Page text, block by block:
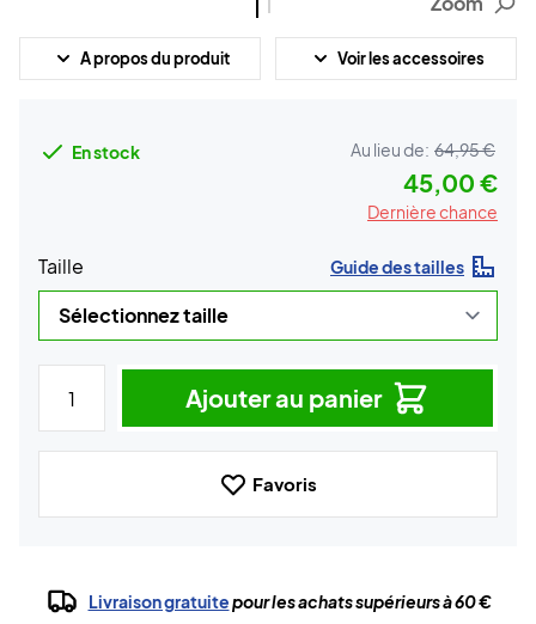
A propos du produit Voir les accessoires
En stock Au lieu de: 64,95 €
45,00 €
Dernière chance
Taille Guide des tailles
Ajouter au panier
Favoris
Livraison gratuitepour les achats supérieurs à 60 €